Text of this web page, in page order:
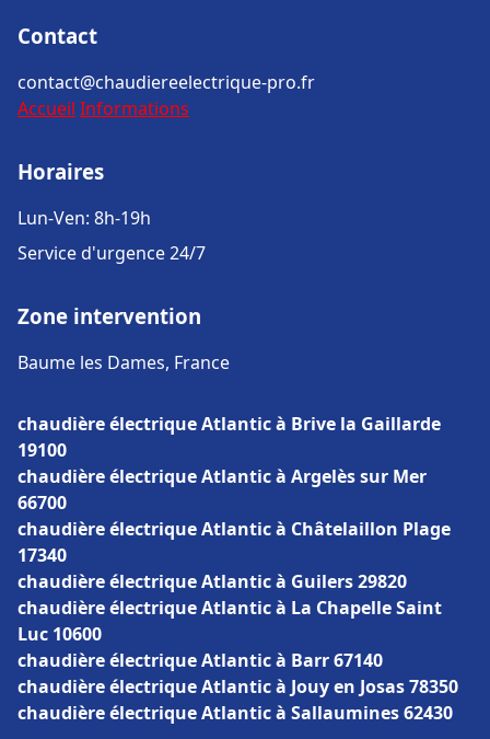
Contact
contact@chaudiereelectrique-pro.fr
Accueil Informations
Horaires
Lun-Ven: 8h-19h
Service d'urgence 24/7
Zone intervention
Baume les Dames, France
chaudière électrique Atlantic à Brive la Gaillarde
19100
chaudière électrique Atlantic à Argelès sur Mer
66700
chaudière électrique Atlantic à Châtelaillon Plage
17340
chaudière électrique Atlantic à Guilers 29820
chaudière électrique Atlantic à La Chapelle Saint
Luc 10600
chaudière électrique Atlantic à Barr 67140
chaudière électrique Atlantic à Jouy en Josas 78350
chaudière électrique Atlantic à Sallaumines 62430